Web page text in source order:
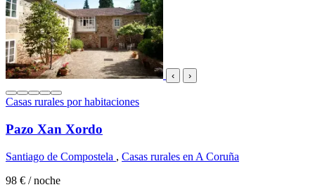
‹ ›
Casas rurales por habitaciones
Pazo Xan Xordo
Santiago de Compostela , Casas rurales en A Coruña
98 € / noche